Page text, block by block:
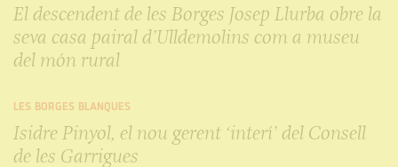
El descendent de les Borges Josep Llurba obre la
seva casa pairal d’Ulldemolins com a museu
del món rural
LES BORGES BLANQUES
Isidre Pinyol, el nou gerent ‘interí’ del Consell
de les Garrigues